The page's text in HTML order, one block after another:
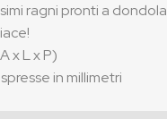
ragni pronti a
x L x P)
in millimetri